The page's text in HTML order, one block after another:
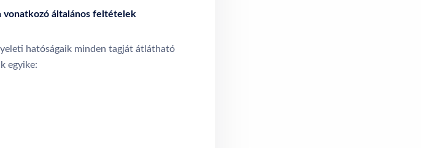
vonatkozó általános feltételek
hatóságaik minden tagját átlátható
egyike: